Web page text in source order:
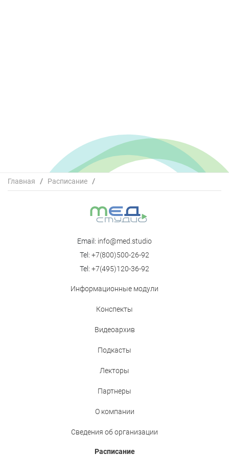
Главная / Расписание
/
Всероссийский конгресс «Инновации в эпилептологии-
Email: info@med.studio
Tel: +7(800)500-26-92
Tel: +7(495)120-36-92
Информационные модули
Конспекты
Видеоархив
Подкасты
Лекторы
Партнеры
О компании
Сведения об организации
Расписание